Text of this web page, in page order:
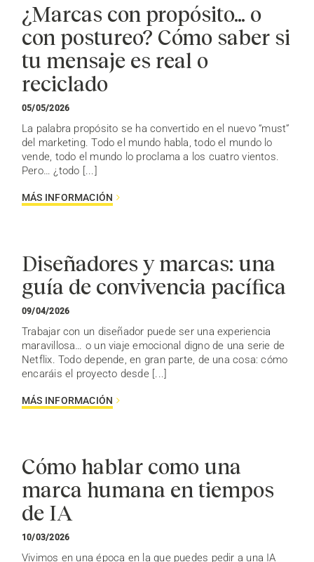
¿Marcas con propósito… o
con postureo? Cómo saber si
tu mensaje es real o
reciclado
05/05/2026
La palabra propósito se ha convertido en el nuevo “must”
del marketing. Todo el mundo habla, todo el mundo lo
vende, todo el mundo lo proclama a los cuatro vientos.
Pero… ¿todo [...]
MÁS INFORMACIÓN
Diseñadores y marcas: una
guía de convivencia pacífica
09/04/2026
Trabajar con un diseñador puede ser una experiencia
maravillosa… o un viaje emocional digno de una serie de
Netflix. Todo depende, en gran parte, de una cosa: cómo
encaráis el proyecto desde [...]
MÁS INFORMACIÓN
Cómo hablar como una
marca humana en tiempos
de IA
10/03/2026
Vivimos en una época en la que puedes pedir a una IA